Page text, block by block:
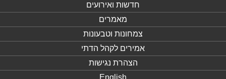
חדשות ואירועים
מאמרים
צמחונות וטבעונות
אמירים לקהל הדתי
הצהרת נגישות
English